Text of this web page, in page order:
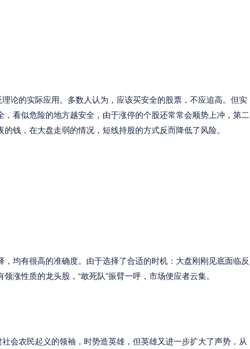
论的实际应用。多数人认为，应该买安全的股票，不应追高。但实
看似危险的地方越安全，由于涨停的个股还常常会顺势上冲，第二
钱，在大盘走弱的情况，短线持股的方式反而降低了风险。
均有很高的准确度。由于选择了合适的时机：大盘刚刚见底面临反
涨性质的龙头股，“敢死队”振臂一呼，市场便应者云集。
会农民起义的领袖，时势造英雄，但英雄又进一步扩大了声势，从